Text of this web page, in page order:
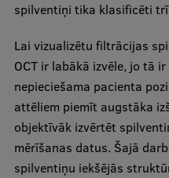
spilventiņi tika klasificēti
Lai vizualizētu filtrācijas
OCT ir labākā izvēle, jo tā
nepieciešama pacienta
attēliem piemīt augstāka
objektīvāk izvērtēt
mērīšanas datus. Šajā
spilventiņu iekšējās